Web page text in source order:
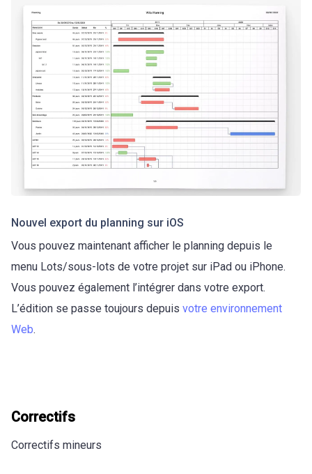
Nouvel export du planning sur iOS
Vous pouvez maintenant afficher le planning depuis le
menu Lots/sous-lots de votre projet sur iPad ou iPhone.
Vous pouvez également l’intégrer dans votre export.
L’édition se passe toujours depuis votre environnement
Web.
Correctifs
Correctifs mineurs